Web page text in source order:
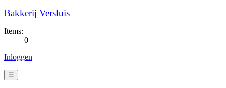
Bakkerij Versluis
Items:
0
Inloggen
☰